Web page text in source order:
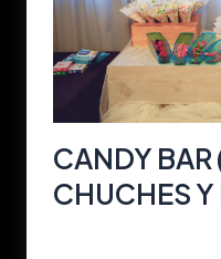
CANDY BAR
CHUCHES